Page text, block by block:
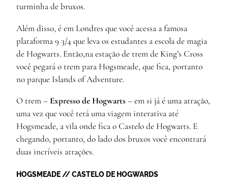
turminha de bruxos.
Além disso, é em Londres que você acessa a famosa
plataforma 9 3/4 que leva os estudantes a escola de magia
de Hogwarts. Então,na estação de trem de King’s Cross
você pegará o trem para Hogsmeade, que fica, portanto
no parque Islands of Adventure.
O trem – Expresso de Hogwarts– em si já é uma atração,
uma vez que você terá uma viagem interativa até
Hogsmeade, a vila onde fica o Castelo de Hogwarts. E
chegando, portanto, do lado dos bruxos você encontrará
duas incríveis atrações.
HOGSMEADE // CASTELO DE HOGWARDS